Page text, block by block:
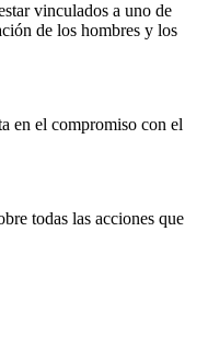
vinculados a uno de
de los hombres y los
en el compromiso con el
todas las acciones que